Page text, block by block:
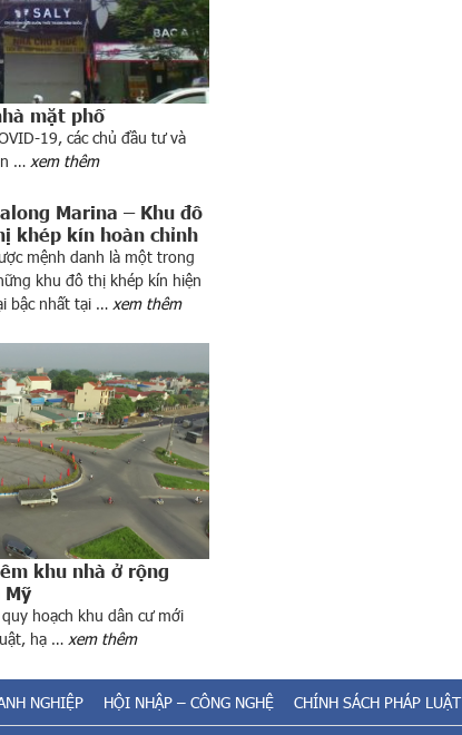
mặt phố
19, các chủ đầu tư và
… xem thêm
Marina – Khu đô
khép kín hoàn chỉnh
mệnh danh là một trong
khu đô thị khép kín hiện
bậc nhất tại … xem thêm
khu nhà ở rộng
Mỹ
hoạch khu dân cư mới
hạ … xem thêm
NGHIỆP HỘI NHẬP – CÔNG NGHỆ CHÍNH SÁCH PHÁP LUẬT